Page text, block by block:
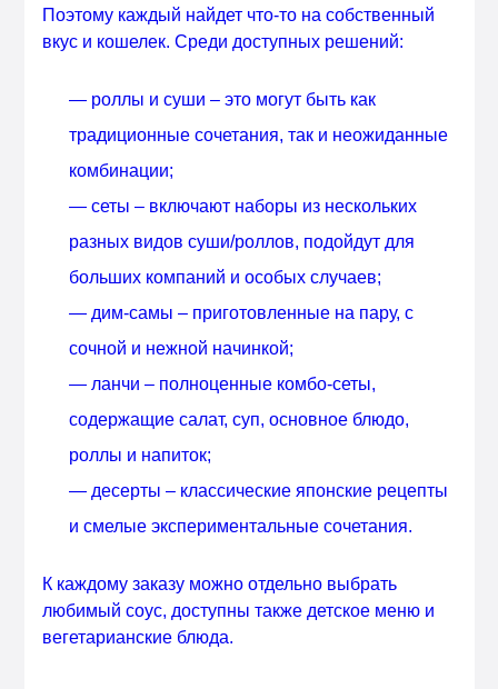
Поэтому каждый найдет что-то на собственный
вкус и кошелек. Среди доступных решений:
— роллы и суши – это могут быть как
традиционные сочетания, так и неожиданные
комбинации;
— сеты – включают наборы из нескольких
разных видов суши/роллов, подойдут для
больших компаний и особых случаев;
— дим-самы – приготовленные на пару, с
сочной и нежной начинкой;
— ланчи – полноценные комбо-сеты,
содержащие салат, суп, основное блюдо,
роллы и напиток;
— десерты – классические японские рецепты
и смелые экспериментальные сочетания.
К каждому заказу можно отдельно выбрать
любимый соус, доступны также детское меню и
вегетарианские блюда.